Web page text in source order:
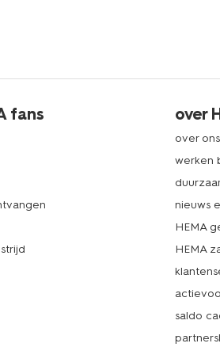
fans over
over
werken
nieuws
HEMA
HEMA
saldo